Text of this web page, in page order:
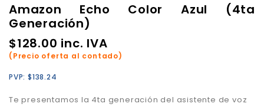
Amazon Echo Color Azul (4ta
Generación)
$128.00 inc. IVA
(Precio oferta al contado)
PVP: $138.24
Te presentamos la 4ta generación del asistente de voz